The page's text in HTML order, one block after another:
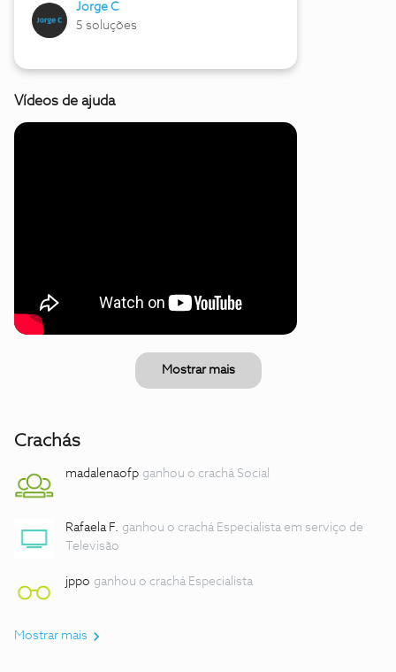
Jorge C
5 soluções
Vídeos de ajuda
Mostrar mais
Crachás
madalenaofp ganhou o crachá Social
Rafaela F. ganhou o crachá Especialista em serviço de
Televisão
jppo ganhou o crachá Especialista
Mostrar mais